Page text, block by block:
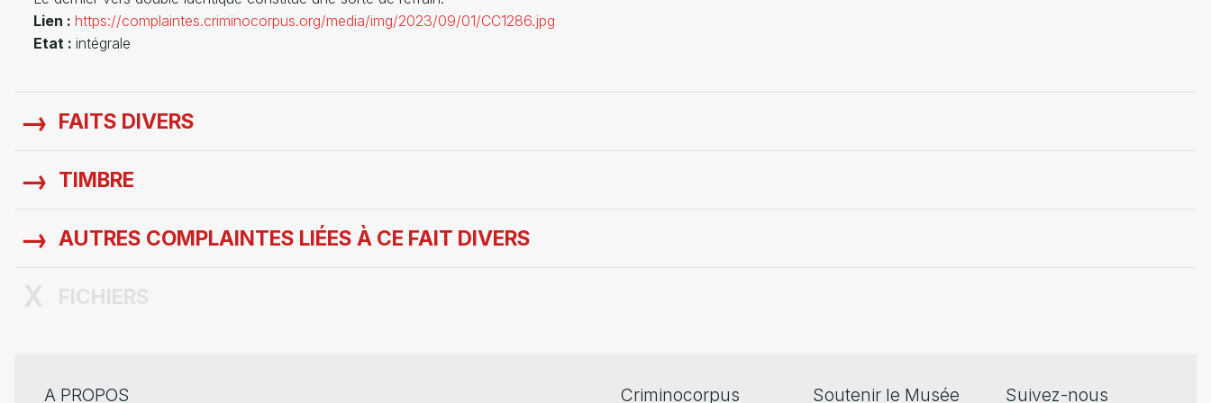
Lien :https://complaintes.criminocorpus.org/media/img/2023/09/01/CC1286.jpg
Etat :intégrale
FAITS DIVERS
TIMBRE
AUTRES COMPLAINTES LIÉES À CE FAIT DIVERS
A PROPOS Criminocorpus Soutenir le Musée Suivez-nous